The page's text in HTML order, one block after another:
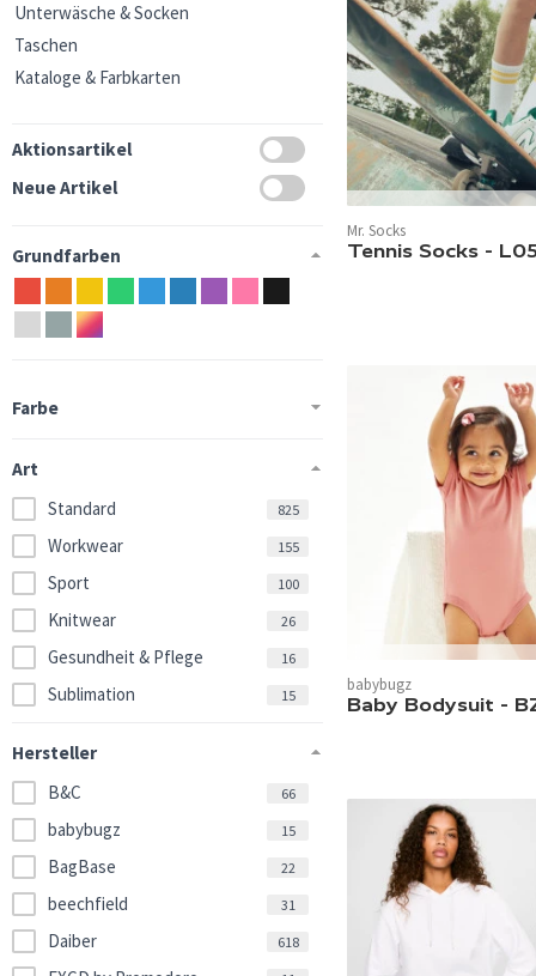
Unterwäsche & Socken
Taschen
Kataloge & Farbkarten
Aktionsartikel
Neue Artikel
Grundfarben
Farbe
Art
Standard
825
Workwear 155
Sport 100
Knitwear 26
Gesundheit & Pflege 16
Sublimation 15
Hersteller
B&C
66
babybugz 15
BagBase 22
beechfield 31
Daiber 618
In 13 Farben verfügbar.
Mr. Socks
Tennis Socks -
In 21 Farben verfügbar.
babybugz
Baby Bodysuit -